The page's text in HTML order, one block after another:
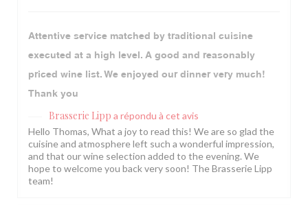
Attentive service matched by traditional cuisine
executed at a high level. A good and reasonably
priced wine list. We enjoyed our dinner very much!
Thank you
Brasserie Lipp a répondu à cet avis
Hello Thomas, What a joy to read this! We are so glad the
cuisine and atmosphere left such a wonderful impression,
and that our wine selection added to the evening. We
hope to welcome you back very soon! The Brasserie Lipp
team!